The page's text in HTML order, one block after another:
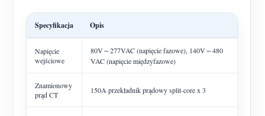
Specyfikacja Opis
Napięcie
wejściowe
80V～277VAC (napięcie fazowe), 140V～480
VAC (napięcie międzyfazowe)
Znamionowy
prąd CT
150A przekładnik prądowy split-core x 3